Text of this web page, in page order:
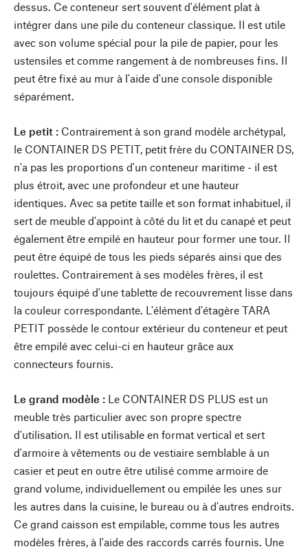
dessus. Ce conteneur sert souvent d'élément plat à
intégrer dans une pile du conteneur classique. Il est utile
avec son volume spécial pour la pile de papier, pour les
ustensiles et comme rangement à de nombreuses fins. Il
peut être fixé au mur à l'aide d'une console disponible
séparément.
Le petit : Contrairement à son grand modèle archétypal,
le CONTAINER DS PETIT, petit frère du CONTAINER DS,
n'a pas les proportions d'un conteneur maritime - il est
plus étroit, avec une profondeur et une hauteur
identiques. Avec sa petite taille et son format inhabituel, il
sert de meuble d'appoint à côté du lit et du canapé et peut
également être empilé en hauteur pour former une tour. Il
peut être équipé de tous les pieds séparés ainsi que des
roulettes. Contrairement à ses modèles frères, il est
toujours équipé d'une tablette de recouvrement lisse dans
la couleur correspondante. L'élément d'étagère TARA
PETIT possède le contour extérieur du conteneur et peut
être empilé avec celui-ci en hauteur grâce aux
connecteurs fournis.
Le grand modèle : Le CONTAINER DS PLUS est un
meuble très particulier avec son propre spectre
d'utilisation. Il est utilisable en format vertical et sert
d'armoire à vêtements ou de vestiaire semblable à un
casier et peut en outre être utilisé comme armoire de
grand volume, individuellement ou empilée les unes sur
les autres dans la cuisine, le bureau ou à d'autres endroits.
Ce grand caisson est empilable, comme tous les autres
modèles frères, à l'aide des raccords carrés fournis. Une